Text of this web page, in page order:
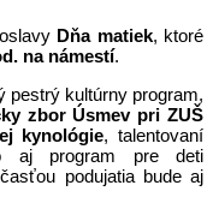
Dňa matiek, ktoré
na námestí.
pestrý kultúrny program,
zbor Úsmev pri ZUŠ
kynológie, talentovaní
aj program pre deti
podujatia bude aj